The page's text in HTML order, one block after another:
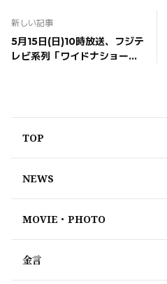
新しい記事
5月15日(日)10時放送、フジテ
レビ系列「ワイドナショー」
TOP
NEWS
MOVIE・PHOTO
金言